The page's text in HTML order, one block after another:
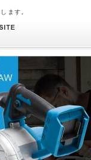
ます。